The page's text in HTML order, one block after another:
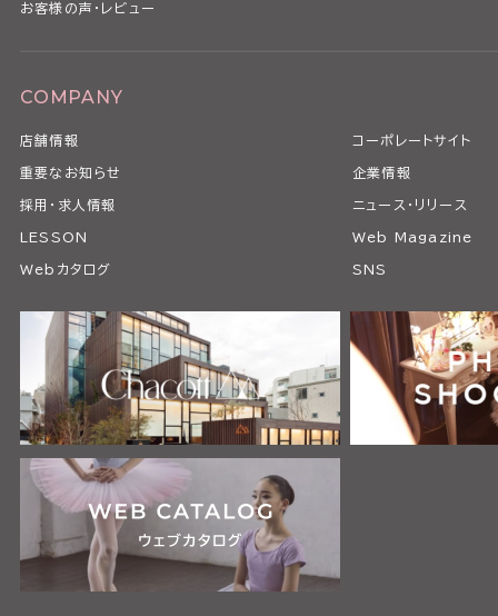
お客様の声・レビュー
COMPANY
店舗情報 コーポレートサイト
重要なお知らせ 企業情報
採用・求人情報 ニュース・リリース
LESSON Web Magazine
Webカタログ SNS